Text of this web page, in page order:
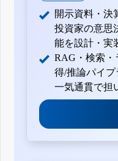
開示資料・決
投資家の意思
能を設計・実
RAG・検索・
得/推論パイ
一気通貫で担